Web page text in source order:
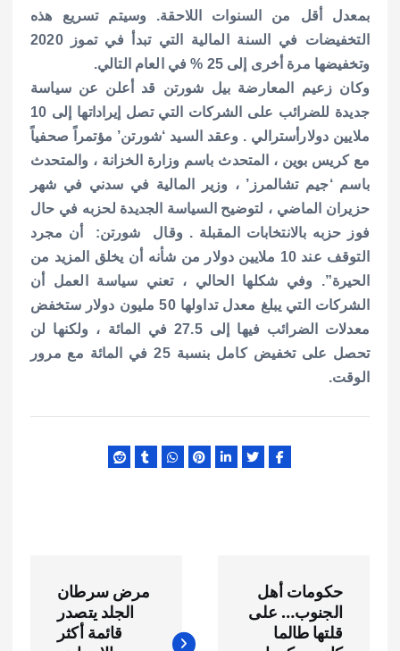
بمعدل أقل من السنوات اللاحقة. وسيتم تسريع هذه
التخفيضات في السنة المالية التي تبدأ في تموز 2020
وتخفيضها مرة أخرى إلى 25 % في العام التالي.
وكان زعيم المعارضة بيل شورتن قد أعلن عن سياسة
جديدة للضرائب على الشركات التي تصل إيراداتها إلى 10
ملايين دولارأسترالي . وعقد السيد ‘شورتن’ مؤتمراً صحفياً
مع كريس بوين ، المتحدث باسم وزارة الخزانة ، والمتحدث
باسم ‘جيم تشالمرز’ ، وزير المالية في سدني في شهر
حزيران الماضي ، لتوضيح السياسة الجديدة لحزبه في حال
فوز حزبه بالانتخابات المقبلة . وقال شورتن: أن مجرد
التوقف عند 10 ملايين دولار من شأنه أن يخلق المزيد من
الحيرة”. وفي شكلها الحالي ، تعني سياسة العمل أن
الشركات التي يبلغ معدل تداولها 50 مليون دولار ستخفض
معدلات الضرائب فيها إلى 27.5 في المائة ، ولكنها لن
تحصل على تخفيض كامل بنسبة 25 في المائة مع مرور
الوقت.
ص
حكومات أهل
الجنوب… على
قلتها طالما
مرض سرطان
الجلد يتصدر
قائمة أكثر